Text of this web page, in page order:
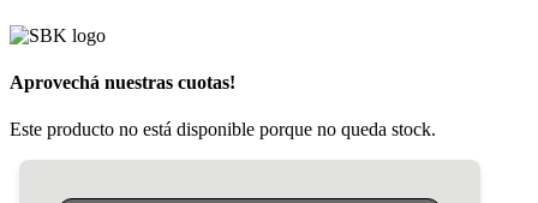
Aprovechá nuestras cuotas!
Este producto no está disponible porque no queda stock.